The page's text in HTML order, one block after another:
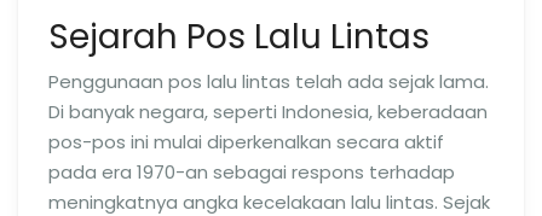
Sejarah Pos Lalu Lintas
Penggunaan pos lalu lintas telah ada sejak lama.
Di banyak negara, seperti Indonesia, keberadaan
pos-pos ini mulai diperkenalkan secara aktif
pada era 1970-an sebagai respons terhadap
meningkatnya angka kecelakaan lalu lintas. Sejak